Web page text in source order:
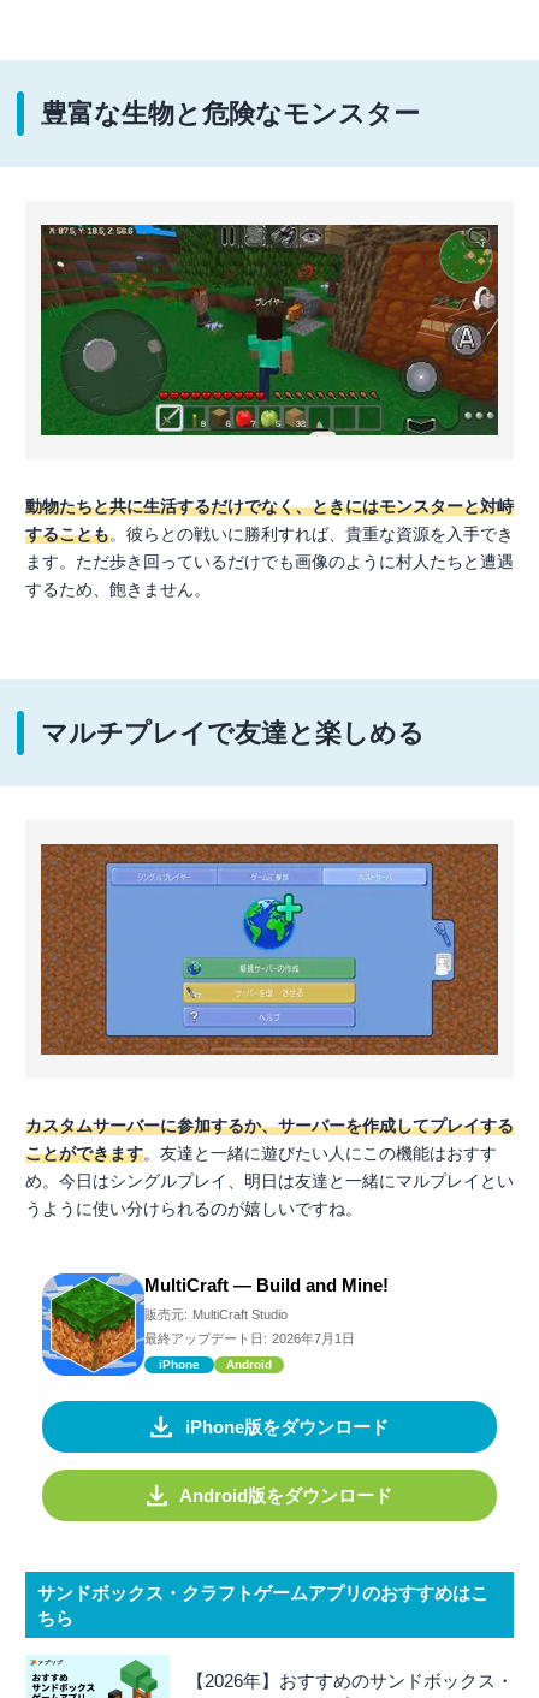
豊富な生物と危険なモンスター
動物たちと共に生活するだけでなく、ときにはモンスターと対峙
することも。彼らとの戦いに勝利すれば、貴重な資源を入手でき
ます。ただ歩き回っているだけでも画像のように村人たちと遭遇
するため、飽きません。
マルチプレイで友達と楽しめる
カスタムサーバーに参加するか、サーバーを作成してプレイする
ことができます。友達と一緒に遊びたい人にこの機能はおすす
め。今日はシングルプレイ、明日は友達と一緒にマルプレイとい
うように使い分けられるのが嬉しいですね。
MultiCraft — Build and Mine!
販売元: MultiCraft Studio
最終アップデート日: 2026年7月1日
iPhone Android
iPhone版をダウンロード
Android版をダウンロード
サンドボックス・クラフトゲームアプリのおすすめはこ
ちら
【2026年】おすすめのサンドボックス・